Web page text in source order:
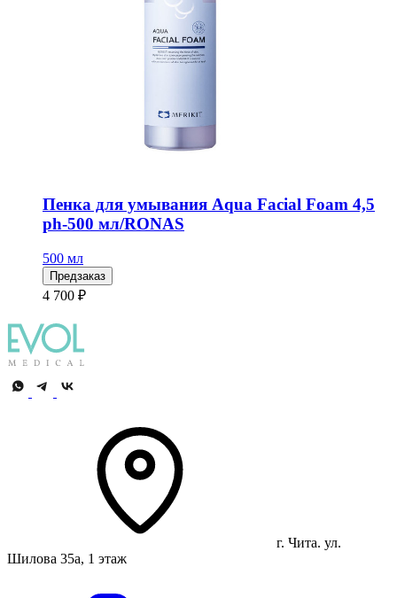
Пенка для умывания Aqua Facial Foam 4,5
ph-500 мл/RONAS
500 мл
Предзаказ
4 700 ₽
г. Чита. ул.
Шилова 35а, 1 этаж